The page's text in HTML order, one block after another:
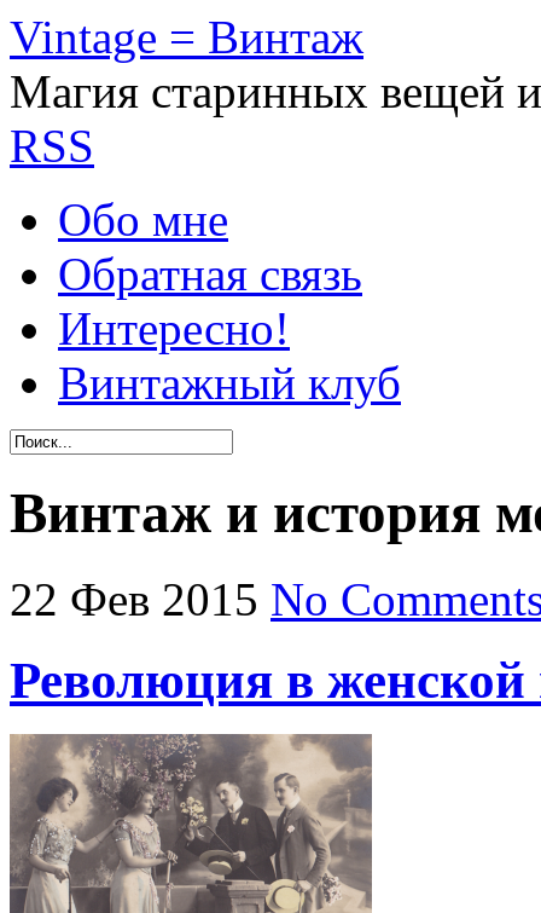
Vintage = Винтаж
Магия старинных вещей
RSS
Обо мне
Обратная связь
Интересно!
Винтажный клуб
Винтаж и история
22 Фев 2015 No
Революция в женской